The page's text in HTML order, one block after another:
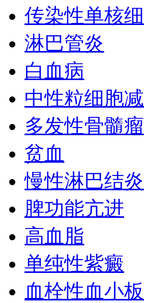
传染性单核细
淋巴管炎
白血病
中性粒细胞减
多发性骨髓瘤
贫血
慢性淋巴结炎
脾功能亢进
高血脂
单纯性紫癜
血栓性血小板